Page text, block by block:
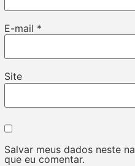
E-mail *
Site
Salvar meus dados neste
que eu comentar.